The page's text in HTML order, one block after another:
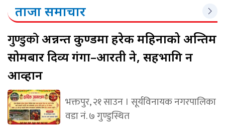
ताजा समाचार
गुण्डुकोअन्नन्त कुण्डमा हरेक महिनाको अन्तिम
सोमबार दिव्य गंगा–आरती हुने, सहभागि हुन
आव्हान
भक्तपुर, २१ साउन । सूर्यविनायक नगरपालिका
वडा नं. ७ गुण्डुस्थित